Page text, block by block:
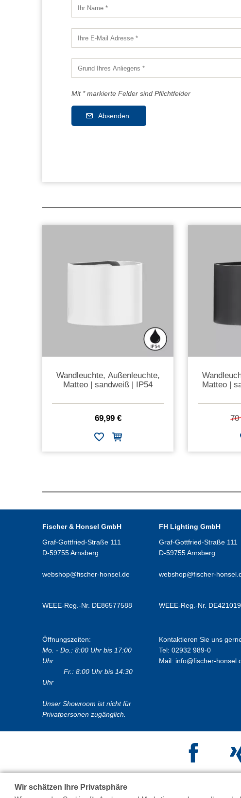
Mit * markierte Felder sind Pflichtfelder
Absenden
Wandleuchte, Außenleuchte,
Matteo | sandweiß | IP54
69,99 €
Matteo |
70
Fischer & Honsel GmbH
Graf-Gottfried-Straße 111
D-59755 Arnsberg
webshop@fischer-honsel.de
WEEE-Reg.-Nr. DE86577588
Öffnungszeiten:
Mo. - Do.: 8:00 Uhr bis 17:00
Uhr
Fr.: 8:00 Uhr bis 14:30
Uhr
Unser Showroom ist nicht für
Privatpersonen zugänglich.
FH Lighting GmbH
Graf-Gottfried-Straße 111
D-59755 Arnsberg
webshop@fischer-
WEEE-Reg.-Nr.
Kontaktieren Sie uns
Tel: 02932 989-0
Mail: info@fischer-
Wir schätzen Ihre Privatsphäre